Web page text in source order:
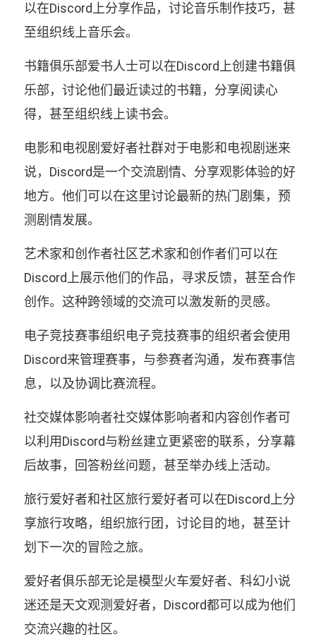
以在Discord上分享作品，讨论音乐制作技巧，甚
至组织线上音乐会。
书籍俱乐部爱书人士可以在Discord上创建书籍俱
乐部，讨论他们最近读过的书籍，分享阅读心
得，甚至组织线上读书会。
电影和电视剧爱好者社群对于电影和电视剧迷来
说，Discord是一个交流剧情、分享观影体验的好
地方。他们可以在这里讨论最新的热门剧集，预
测剧情发展。
艺术家和创作者社区艺术家和创作者们可以在
Discord上展示他们的作品，寻求反馈，甚至合作
创作。这种跨领域的交流可以激发新的灵感。
电子竞技赛事组织电子竞技赛事的组织者会使用
Discord来管理赛事，与参赛者沟通，发布赛事信
息，以及协调比赛流程。
社交媒体影响者社交媒体影响者和内容创作者可
以利用Discord与粉丝建立更紧密的联系，分享幕
后故事，回答粉丝问题，甚至举办线上活动。
旅行爱好者和社区旅行爱好者可以在Discord上分
享旅行攻略，组织旅行团，讨论目的地，甚至计
划下一次的冒险之旅。
爱好者俱乐部无论是模型火车爱好者、科幻小说
迷还是天文观测爱好者，Discord都可以成为他们
交流兴趣的社区。